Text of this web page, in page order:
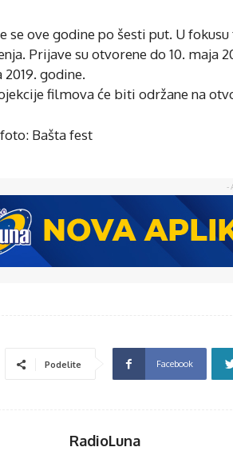
se ove godine po šesti put. U
Prijave su otvorene do 10. maja
2019. godine.
filmova će biti održane na
Bašta fest
-
Podelite Facebook
RadioLuna